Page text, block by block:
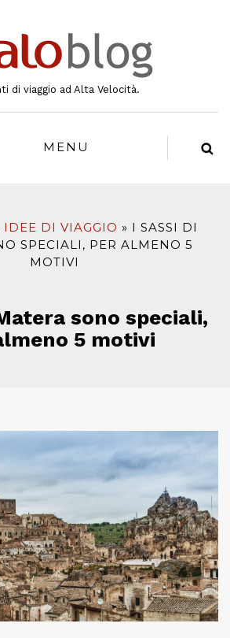
di viaggio ad Alta Velocità.
MENU
IDEE DI VIAGGIO
I SASSI DI
SPECIALI, PER ALMENO 5
MOTIVI
sono speciali,
5 motivi